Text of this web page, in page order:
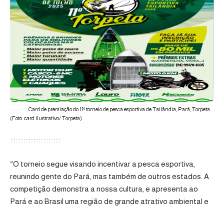
Card de premiação do 11º torneio de pesca esportiva de Tailândia, Pará, Torpeta
(Foto: card ilustrativo/ Torpeta).
“O torneio segue visando incentivar a pesca esportiva,
reunindo gente do Pará, mas também de outros estados. A
competição demonstra a nossa cultura, e apresenta ao
Pará e ao Brasil uma região de grande atrativo ambiental e